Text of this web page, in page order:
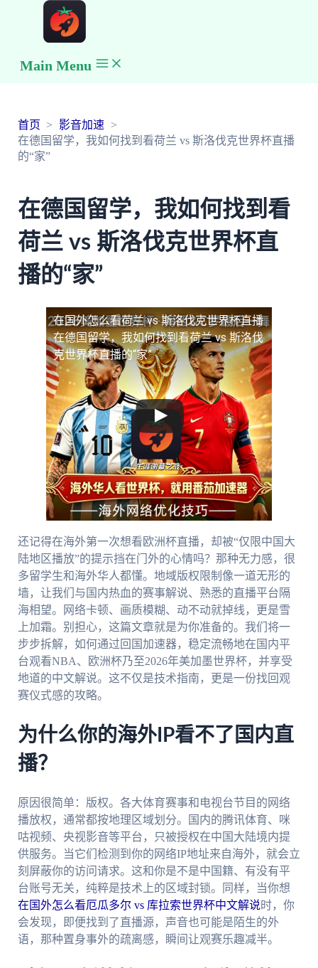
Main Menu
首页
影音加速
在德国留学，我如何找到看荷兰 vs 斯洛伐克世界杯直播
的“家”
在德国留学，我如何找到看
荷兰 vs 斯洛伐克世界杯直
播的“家”
在国外怎么看荷兰 vs 斯洛伐克世界杯直播
在德国留学，我如何找到看荷兰 vs 斯洛伐
克世界杯直播的“家”
还记得在海外第一次想看欧洲杯直播，却被“仅限中国大
陆地区播放”的提示挡在门外的心情吗？那种无力感，很
多留学生和海外华人都懂。地域版权限制像一道无形的
墙，让我们与国内热血的赛事解说、熟悉的直播平台隔
海相望。网络卡顿、画质模糊、动不动就掉线，更是雪
上加霜。别担心，这篇文章就是为你准备的。我们将一
步步拆解，如何通过回国加速器，稳定流畅地在国内平
台观看NBA、欧洲杯乃至2026年美加墨世界杯，并享受
地道的中文解说。这不仅是技术指南，更是一份找回观
赛仪式感的攻略。
为什么你的海外IP看不了国内直
播？
原因很简单：版权。各大体育赛事和电视台节目的网络
播放权，通常都按地理区域划分。国内的腾讯体育、咪
咕视频、央视影音等平台，只被授权在中国大陆境内提
供服务。当它们检测到你的网络IP地址来自海外，就会立
刻屏蔽你的访问请求。这和你是不是中国籍、有没有平
台账号无关，纯粹是技术上的区域封锁。同样，当你想
在国外怎么看厄瓜多尔 vs 库拉索世界杯中文解说时，你
会发现，即便找到了直播源，声音也可能是陌生的外
语，那种置身事外的疏离感，瞬间让观赛乐趣减半。